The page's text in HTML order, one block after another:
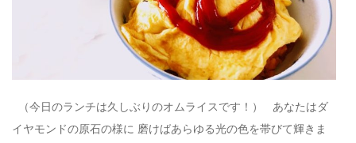
（今日のランチは久しぶりのオムライスです！） あなたはダ
イヤモンドの原石の様に 磨けばあらゆる光の色を帯びて輝きま